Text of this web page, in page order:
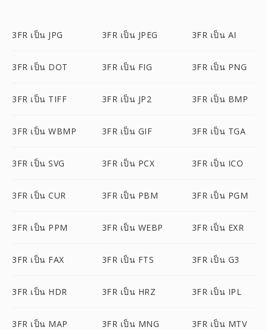
3FR เป็น JPG 3FR เป็น JPEG 3FR เป็น AI
3FR เป็น DOT 3FR เป็น FIG 3FR เป็น PNG
3FR เป็น TIFF 3FR เป็น JP2 3FR เป็น BMP
3FR เป็น WBMP 3FR เป็น GIF 3FR เป็น TGA
3FR เป็น SVG 3FR เป็น PCX 3FR เป็น ICO
3FR เป็น CUR 3FR เป็น PBM 3FR เป็น PGM
3FR เป็น PPM 3FR เป็น WEBP 3FR เป็น EXR
3FR เป็น FAX 3FR เป็น FTS 3FR เป็น G3
3FR เป็น HDR 3FR เป็น HRZ 3FR เป็น IPL
3FR เป็น MAP 3FR เป็น MNG 3FR เป็น MTV